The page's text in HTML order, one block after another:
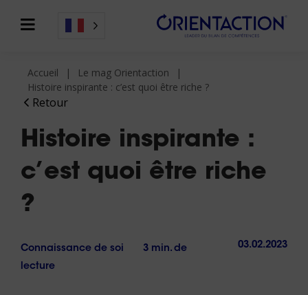
Retour
Accueil
Le mag Orientaction
Histoire inspirante : c’est quoi être riche ?
Histoire inspirante :
c’est quoi être riche
?
Connaissance de soi
3 min. de
lecture
03.02.2023